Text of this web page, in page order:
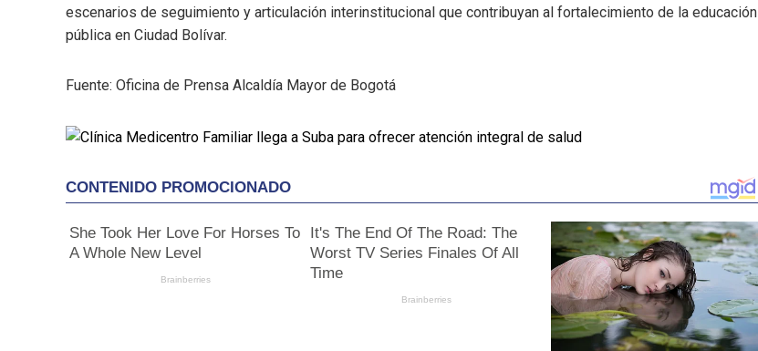
escenarios de seguimiento y articulación interinstitucional que contribuyan al fortalecimiento de la educación
pública en Ciudad Bolívar.
Fuente: Oficina de Prensa Alcaldía Mayor de Bogotá